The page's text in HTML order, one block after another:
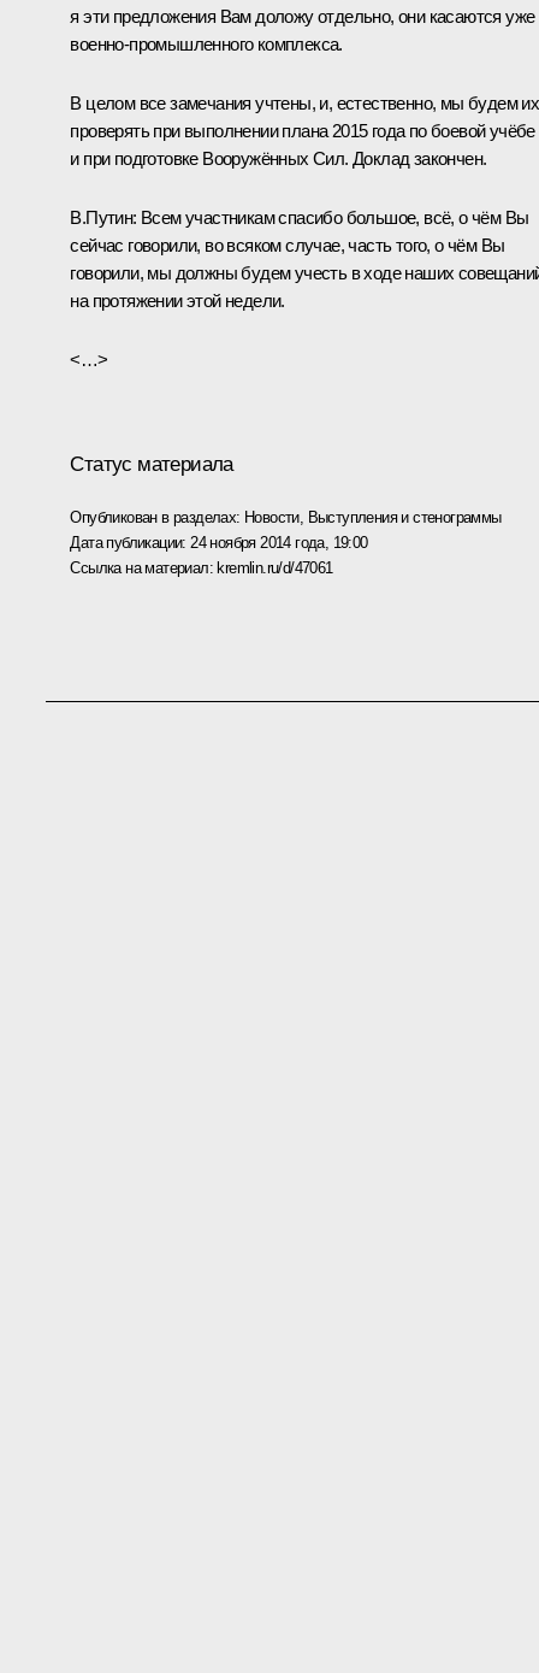
я эти предложения Вам доложу отдельно, они касаются уже
военно-промышленного комплекса.
В целом все замечания учтены, и, естественно, мы будем их
проверять при выполнении плана 2015 года по боевой учёбе
и при подготовке Вооружённых Сил. Доклад закончен.
В.Путин: Всем участникам спасибо большое, всё, о чём Вы
сейчас говорили, во всяком случае, часть того, о чём Вы
говорили, мы должны будем учесть в ходе наших
на протяжении этой недели.
<…>
Статус материала
Опубликован в разделах: Новости, Выступления и стенограммы
Дата публикации: 24 ноября 2014 года, 19:00
Ссылка на материал: kremlin.ru/d/47061